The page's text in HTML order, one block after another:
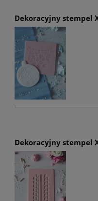
Dekoracyjny stempel
Dekoracyjny stempel